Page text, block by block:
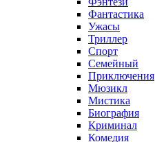
Фантастика
Ужасы
Триллер
Спорт
Семейный
Приключения
Мюзикл
Мистика
Биография
Криминал
Комедия